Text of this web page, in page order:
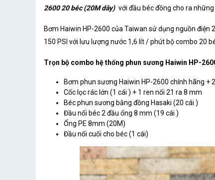
2600 20 béc (20M dây) với đầu béc đồng cho ra
Bơm Haiwin HP-2600 của Taiwan sử dụng nguồn
150 PSI với lưu lượng nước 1,6 lít / phút bộ combo 20
Trọn bộ combo hệ thống phun sương Haiwin HP-
Bơm phun sương Haiwin HP-2600 chính hãng +
Cốc lọc rác lớn (1 cái ) + 1 ren nối 21 ra 8 mm
Béc phun sương bằng đồng Hasaki (20 cái )
Đầu nối béc 2 đầu ống 8 mm (19 cái )
Ống PE 8mm (20M)
Đầu nối cuối cho béc (1 cái)